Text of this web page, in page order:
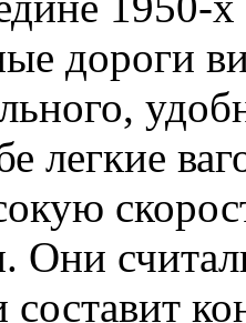
дороги
легкие
Они
составит